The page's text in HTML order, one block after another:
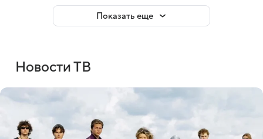
Показать еще
Новости ТВ